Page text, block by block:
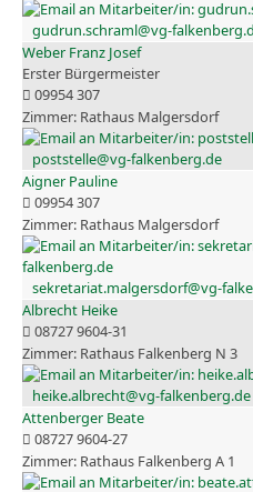
gudrun.schraml@vg-
Weber Franz Josef
Erster Bürgermeister
09954 307
Rathaus Malgersdorf
poststelle@vg-falkenberg.de
Aigner Pauline
09954 307
Rathaus Malgersdorf
sekretariat.malgersdorf@vg-
Albrecht Heike
08727 9604-31
Rathaus Falkenberg N 3
heike.albrecht@vg-falkenberg.de
Attenberger Beate
08727 9604-27
Rathaus Falkenberg A 1